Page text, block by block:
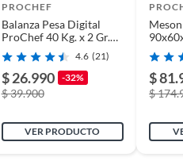
Electrodomésticos Industrial
1
PROCHEF
Balanza Pesa Digital
ProChef 40 Kg. x 2 Gr.
Con Visor Aereo.
Bateria
4.6 (21)
$ 26.990 -32%
$ 39.900
VER PRODUCTO
$
$